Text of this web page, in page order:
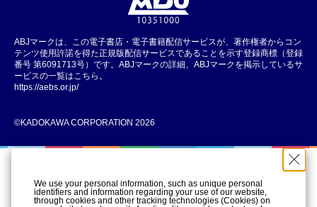
ABJマークは、この電子書店・電子書籍配信サービスが、著作権者からコン
テンツ使用許諾を得た正規版配信サービスであることを示す登録商標（登録
番号 第6091713号）です。ABJマークの詳細、ABJマークを掲示しているサ
ービスの一覧はこちら。
https://aebs.or.jp/
©KADOKAWA CORPORATION 2026
We use your personal information, such as unique personal
identifiers and information regarding your use of our website,
through cookies and other tracking technologies (Cookies) on